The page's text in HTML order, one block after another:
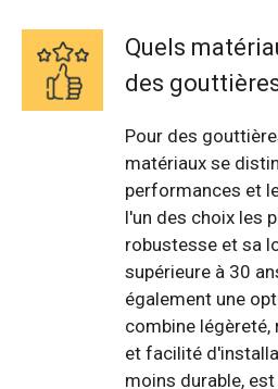
Quels
des
Pour des
matériaux se
performances et
l'un des choix les
robustesse et sa
supérieure à 30
également une
combine
et facilité
moins durable,